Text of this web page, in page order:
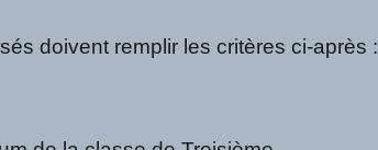
doivent remplir les critères ci-après :